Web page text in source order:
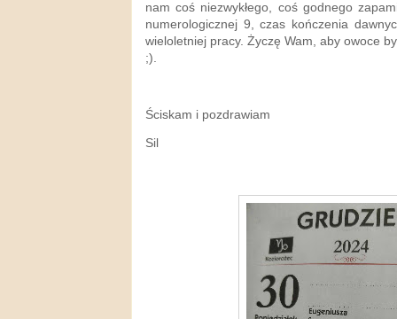
nam coś niezwykłego, coś godnego
numerologicznej 9, czas kończenia
wieloletniej pracy. Życzę Wam, aby owoce
;).
Ściskam i pozdrawiam
Sil